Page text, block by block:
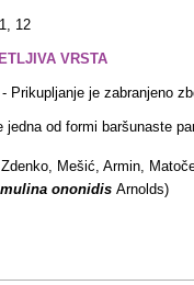
12
VRSTA
- Prikupljanje je zabranjeno
jedna od formi baršunaste
Mešić, Armin,
ononidis Arnolds)